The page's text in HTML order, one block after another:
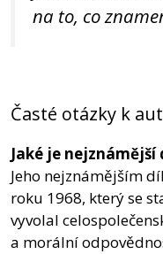
na to, co
Časté otázky k
Jaké je nejznámější
Jeho nejznámějším
roku 1968, který se
vyvolal
a morální